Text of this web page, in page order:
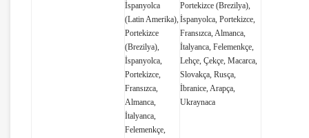
İspanyolca
(Latin Amerika),
Portekizce
(Brezilya),
İspanyolca,
Portekizce,
Fransızca,
Almanca,
İtalyanca,
Felemenkçe,
Portekizce (Brezilya),
İspanyolca, Portekizce,
Fransızca, Almanca,
İtalyanca, Felemenkçe,
Lehçe, Çekçe, Macarca,
Slovakça, Rusça,
İbranice, Arapça,
Ukraynaca